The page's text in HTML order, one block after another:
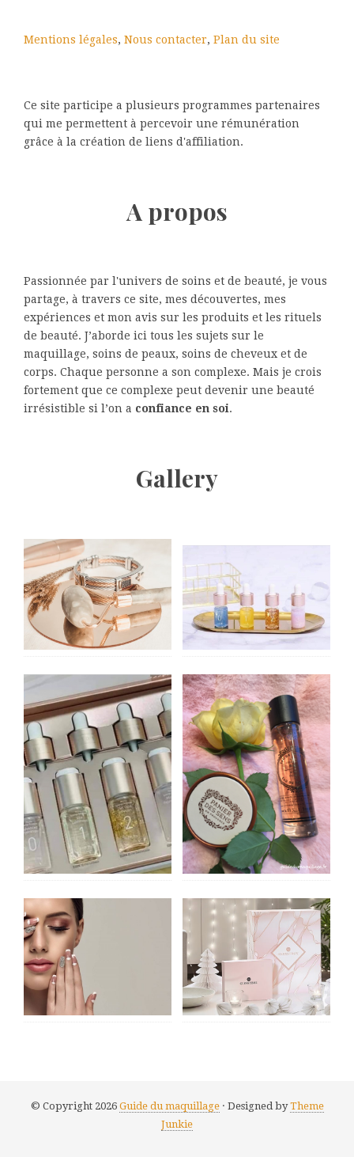
Mentions légales, Nous contacter, Plan du site
Ce site participe a plusieurs programmes partenaires
qui me permettent à percevoir une rémunération
grâce à la création de liens d'affiliation.
A propos
Passionnée par l'univers de soins et de beauté, je vous
partage, à travers ce site, mes découvertes, mes
expériences et mon avis sur les produits et les rituels
de beauté. J’aborde ici tous les sujets sur le
maquillage, soins de peaux, soins de cheveux et de
corps. Chaque personne a son complexe. Mais je crois
fortement que ce complexe peut devenir une beauté
irrésistible si l’on a confiance en soi.
Gallery
© Copyright 2026 Guide du maquillage· Designed byTheme
Junkie